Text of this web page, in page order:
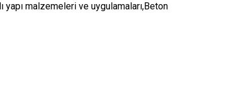
yapı malzemeleri ve uygulamaları,Beton